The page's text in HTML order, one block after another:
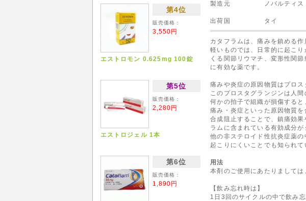
製造元 ノバルティス
出荷国 タイ
カタフラムは、痛みを鎮める
軽いものでは、日常的に起こ
くる関節リウマチ、変形性関
に有効な薬です。
痛みや炎症の原因物質はプロス
このプロスタグランジンは人
何かの拍子で組織が損傷する
痛み・炎症といった原因物質
合成阻止することで、鎮痛効
ラムに含まれている有効成分が
他の非ステロイド性抗炎症薬
起こりにくいことでも知られて
用法
本剤のご使用にあたりまして
【飲み忘れ時は】
1日3回のサイクルの中で飲み
第4位
販売価格：
3,550円
エストロモン 0.625mg 100錠
第5位
販売価格：
2,280円
エストロジェル 1本
第6位
販売価格：
1,890円